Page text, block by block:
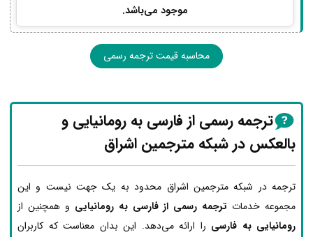
موجود می‌باشد.
محاسبه قیمت ترجمه رسمی
ترجمه رسمی از فارسی به رومانیایی و
بالعکس در شبکه مترجمین اشراق
ترجمه در شبکه مترجمین اشراق محدود به یک جهت نیست و این
مجموعه خدمات ترجمه رسمی از فارسی به رومانیایی و همچنین از
رومانیایی به فارسی را ارائه می‌دهد. این بدان معناست که کاربران